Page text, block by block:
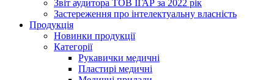
Звіт аудитора ТОВ ІГАР за 2022 рік
Застереження про інтелектуальну власність
Продукція
Новинки продукції
Категорії
Рукавички медичні
Пластирі медичні